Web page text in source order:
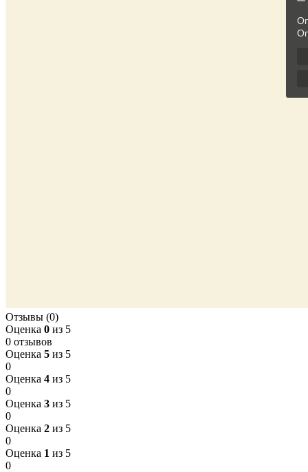
Отзывы (0)
Оценка 0 из 5
0 отзывов
Оценка 5 из 5
0
Оценка 4 из 5
0
Оценка 3 из 5
0
Оценка 2 из 5
0
Оценка 1 из 5
0